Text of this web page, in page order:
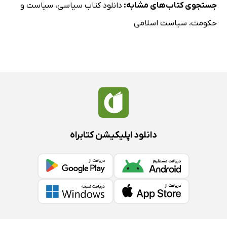
جستجوی کتاب‌های مشابه: دانلود کتاب سیاسی، سیاست و
حکومت، سیاست اسلامی
دانلود اپلیکیشن کتابراه